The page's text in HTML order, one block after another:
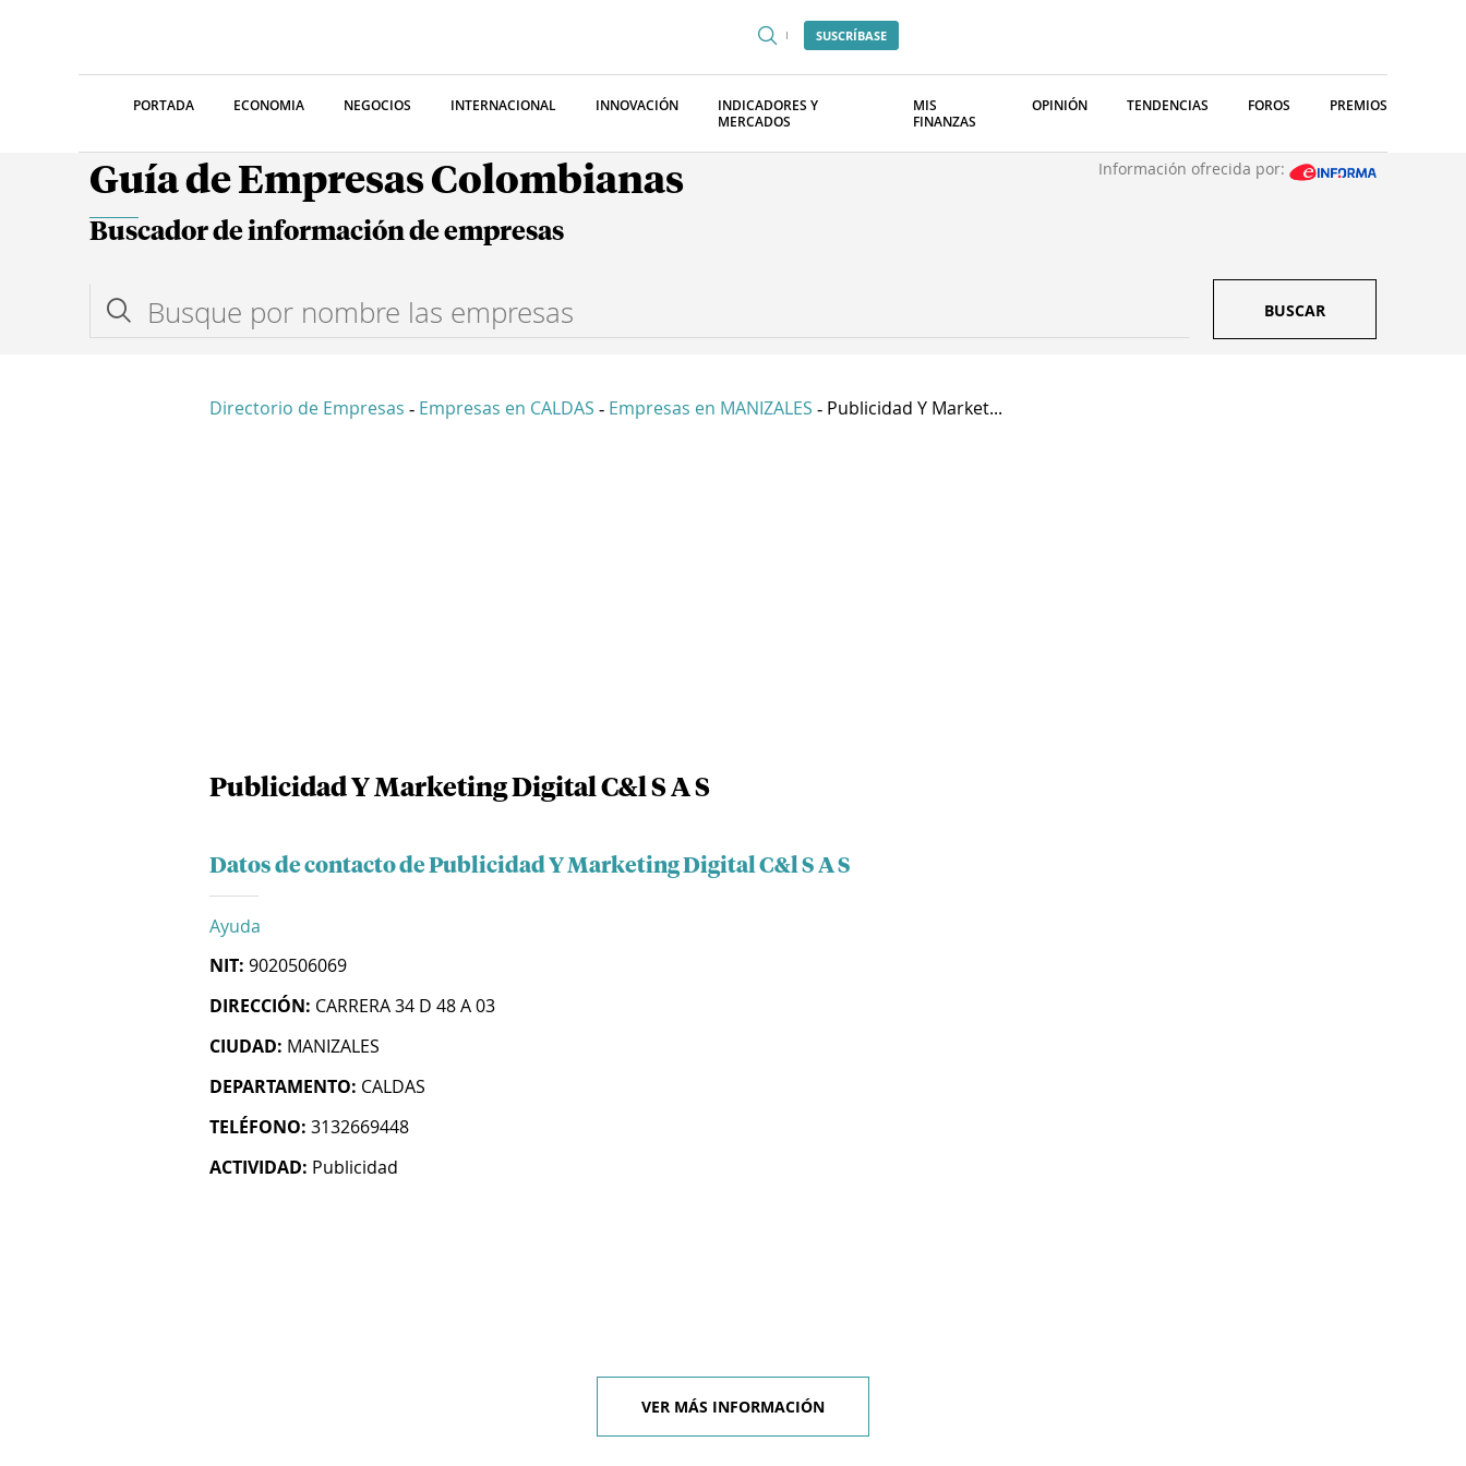
SUSCRÍBASE
PORTADA ECONOMIA NEGOCIOS INTERNACIONAL INNOVACIÓN
INDICADORES Y
MERCADOS
MIS
FINANZAS
OPINIÓN TENDENCIAS FOROS PREMIOS
Guía de Empresas Colombianas Información ofrecida por:
Buscador de información de empresas
BUSCAR
Directorio de Empresas - Empresas en CALDAS - Empresas en MANIZALES - Publicidad Y Market...
Publicidad Y Marketing Digital C&l S A S
Datos de contacto de Publicidad Y Marketing Digital C&l S A S
Ayuda
NIT: 9020506069
DIRECCIÓN: CARRERA 34 D 48 A 03
CIUDAD: MANIZALES
DEPARTAMENTO: CALDAS
TELÉFONO: 3132669448
ACTIVIDAD: Publicidad
VER MÁS INFORMACIÓN